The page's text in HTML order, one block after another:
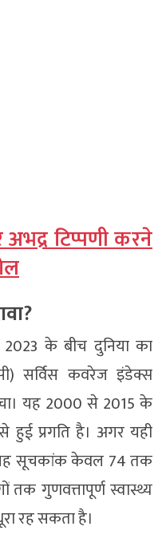
अभद्र टिप्पणी करने
2023 के बीच दुनिया का
सर्विस कवरेज इंडेक्स
यह 2000 से 2015 के
हुई प्रगति है। अगर यही
यह सूचकांक केवल 74 तक
तक गुणवत्तापूर्ण स्वास्थ्य
रह सकता है।